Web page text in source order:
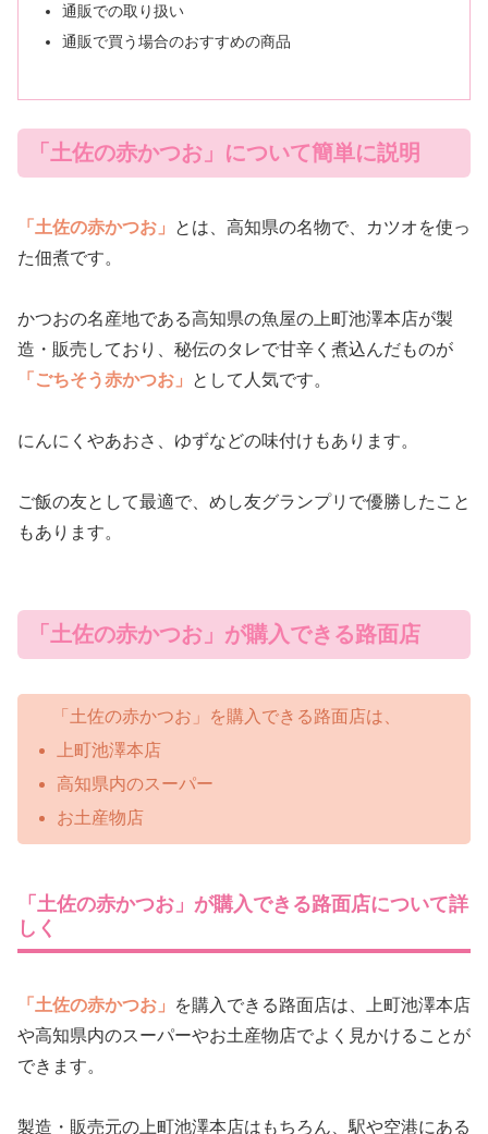
通販での取り扱い
通販で買う場合のおすすめの商品
「土佐の赤かつお」について簡単に説明
「土佐の赤かつお」
とは、高知県の名物で、カツオを使っ
た佃煮です。
かつおの名産地である高知県の魚屋の上町池澤本店が製
造・販売しており、秘伝のタレで甘辛く煮込んだものが
「ごちそう赤かつお」
として人気です。
にんにくやあおさ、ゆずなどの味付けもあります。
ご飯の友として最適で、めし友グランプリで優勝したこと
もあります。
「土佐の赤かつお」が購入できる路面店
「土佐の赤かつお」を購入できる路面店は、
上町池澤本店
高知県内のスーパー
お土産物店
「土佐の赤かつお」が購入できる路面店について詳
しく
「土佐の赤かつお」
を購入できる路面店は、上町池澤本店
や高知県内のスーパーやお土産物店でよく見かけることが
できます。
製造・販売元の上町池澤本店はもちろん、駅や空港にある